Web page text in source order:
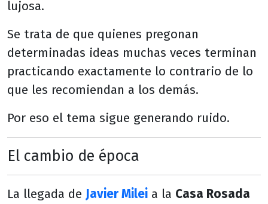
lujosa.
Se trata de que quienes pregonan
determinadas ideas muchas veces terminan
practicando exactamente lo contrario de lo
que les recomiendan a los demás.
Por eso el tema sigue generando ruido.
El cambio de época
La llegada de Javier Milei a la Casa Rosada